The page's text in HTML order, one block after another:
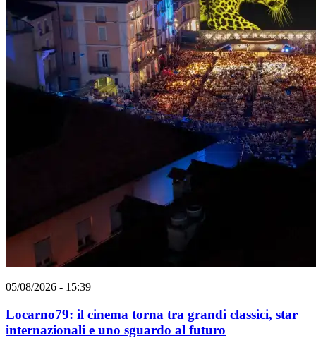
05/08/2026 - 15:39
Locarno79: il cinema torna tra grandi classici, star
internazionali e uno sguardo al futuro